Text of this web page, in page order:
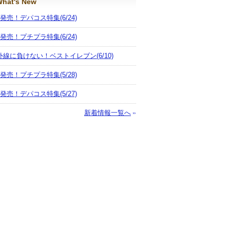
New
売！デパコス特集(6/24)
売！プチプラ特集(6/24)
線に負けない！ベストイレブン(6/10)
売！プチプラ特集(5/28)
売！デパコス特集(5/27)
新着情報一覧へ